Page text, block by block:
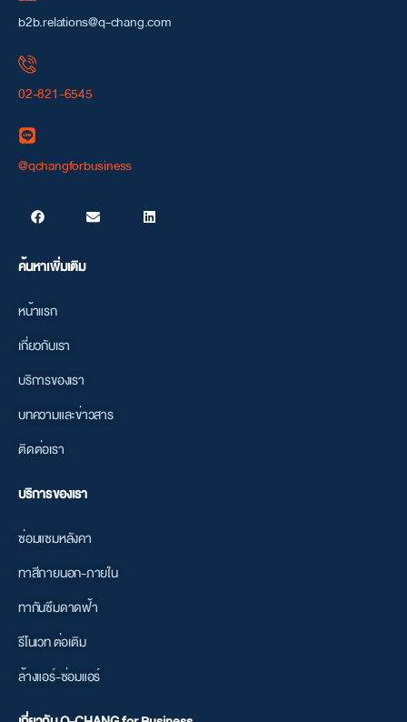
ติดต่อเรา
02-821-6545
@qchangforbusiness
ค้นหาเพิ่มเติม
หน้าแรก
เกี่ยวกับเรา
บริการของเรา
บทความและข่าวสาร
ติดต่อเรา